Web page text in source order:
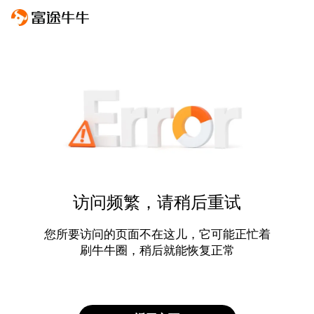
访问频繁，请稍后重试
您所要访问的页面不在这儿，它可能正忙着
刷牛牛圈，稍后就能恢复正常